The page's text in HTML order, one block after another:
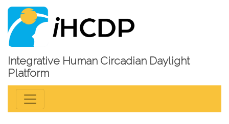
Integrative Human Circadian Daylight
Platform